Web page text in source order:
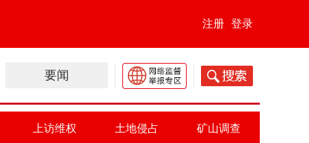
登录
注册
要闻
上访维权 土地侵占 矿山调查